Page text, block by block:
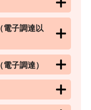
電子調達以
子調達）